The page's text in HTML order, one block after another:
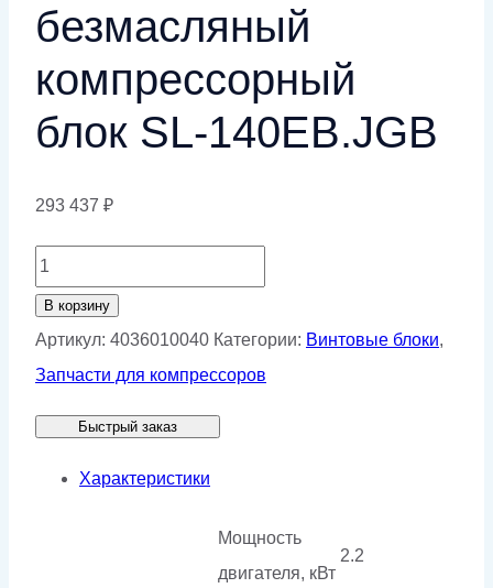
безмасляный
компрессорный
блок SL-140ЕВ.JGB
293 437 ₽
Количество
товара
Спиральный
безмасляный
блок
В корзину
Артикул: 4036010040 Категории: Винтовые блоки,
Запчасти для компрессоров
Быстрый заказ
Характеристики
Мощность
двигателя, кВт
2.2